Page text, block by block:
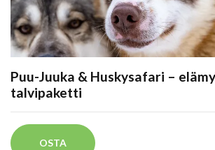
Puu-Juuka & Huskysafari –
talvipaketti
OSTA